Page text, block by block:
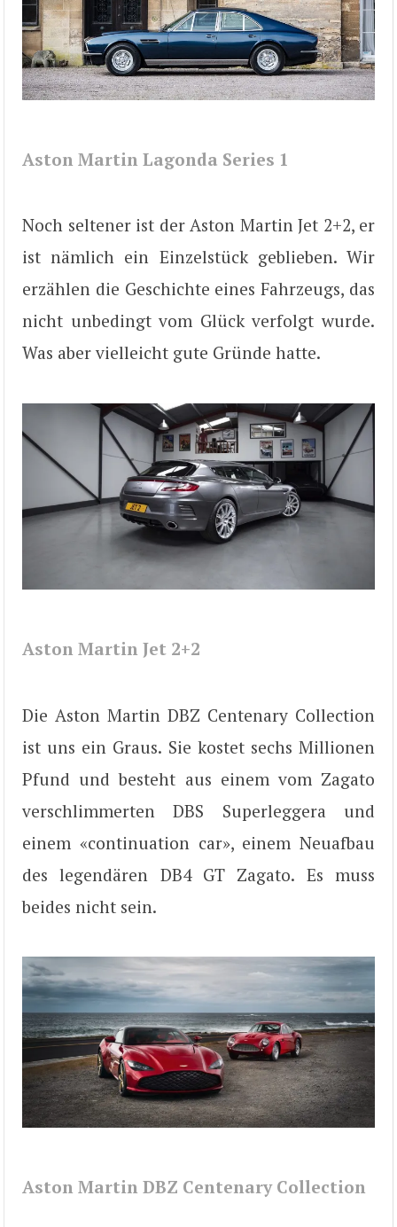
Aston Martin Lagonda Series 1
Noch seltener ist der Aston Martin Jet 2+2, er
ist nämlich ein Einzelstück geblieben. Wir
erzählen die Geschichte eines Fahrzeugs, das
nicht unbedingt vom Glück verfolgt wurde.
Was aber vielleicht gute Gründe hatte.
Aston Martin Jet 2+2
Die Aston Martin DBZ Centenary Collection
ist uns ein Graus. Sie kostet sechs Millionen
Pfund und besteht aus einem vom Zagato
verschlimmerten DBS Superleggera und
einem «continuation car», einem Neuafbau
des legendären DB4 GT Zagato. Es muss
beides nicht sein.
Aston Martin DBZ Centenary Collection